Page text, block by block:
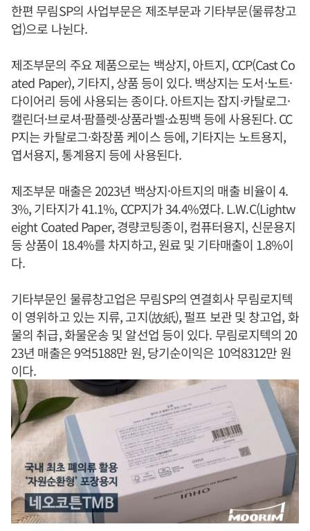
한편 무림SP의 사업부문은 제조부문과 기타부문(물류창고
업)으로 나뉜다.
제조부문의 주요 제품으로는 백상지, 아트지, CCP(Cast Co
ated Paper), 기타지, 상품 등이 있다. 백상지는 도서·노트·
다이어리 등에 사용되는 종이다. 아트지는 잡지·카탈로그·
캘린더·브로셔·팜플렛·상품라벨·쇼핑백 등에 사용된다. CC
P지는 카탈로그·화장품 케이스 등에, 기타지는 노트용지,
엽서용지, 통계용지 등에 사용된다.
제조부문 매출은 2023년 백상지·아트지의 매출 비율이 4.
3%, 기타지가 41.1%, CCP지가 34.4%였다. L.W.C(Lightw
eight Coated Paper, 경량코팅종이, 컴퓨터용지, 신문용지
등 상품이 18.4%를 차지하고, 원료 및 기타매출이 1.8%이
다.
기타부문인 물류창고업은 무림SP의 연결회사 무림로지텍
이 영위하고 있는 지류, 고지(故紙), 펄프 보관 및 창고업, 화
물의 취급, 화물운송 및 알선업 등이 있다. 무림로지텍의 20
23년 매출은 9억5188만 원, 당기순이익은 10억8312만 원
이다.